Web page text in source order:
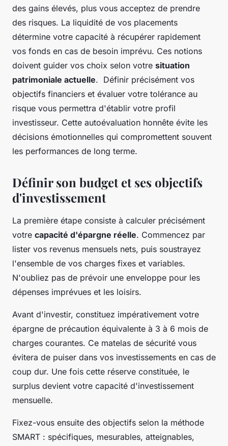
des gains élevés, plus vous acceptez de prendre
des risques. La liquidité de vos placements
détermine votre capacité à récupérer rapidement
vos fonds en cas de besoin imprévu. Ces notions
doivent guider vos choix selon votre situation
patrimoniale actuelle. Définir précisément vos
objectifs financiers et évaluer votre tolérance au
risque vous permettra d'établir votre profil
investisseur. Cette autoévaluation honnête évite les
décisions émotionnelles qui compromettent souvent
les performances de long terme.
Définir son budget et ses objectifs
d'investissement
La première étape consiste à calculer précisément
votre capacité d'épargne réelle. Commencez par
lister vos revenus mensuels nets, puis soustrayez
l'ensemble de vos charges fixes et variables.
N'oubliez pas de prévoir une enveloppe pour les
dépenses imprévues et les loisirs.
Avant d'investir, constituez impérativement votre
épargne de précaution équivalente à 3 à 6 mois de
charges courantes. Ce matelas de sécurité vous
évitera de puiser dans vos investissements en cas de
coup dur. Une fois cette réserve constituée, le
surplus devient votre capacité d'investissement
mensuelle.
Fixez-vous ensuite des objectifs selon la méthode
SMART : spécifiques, mesurables, atteignables,